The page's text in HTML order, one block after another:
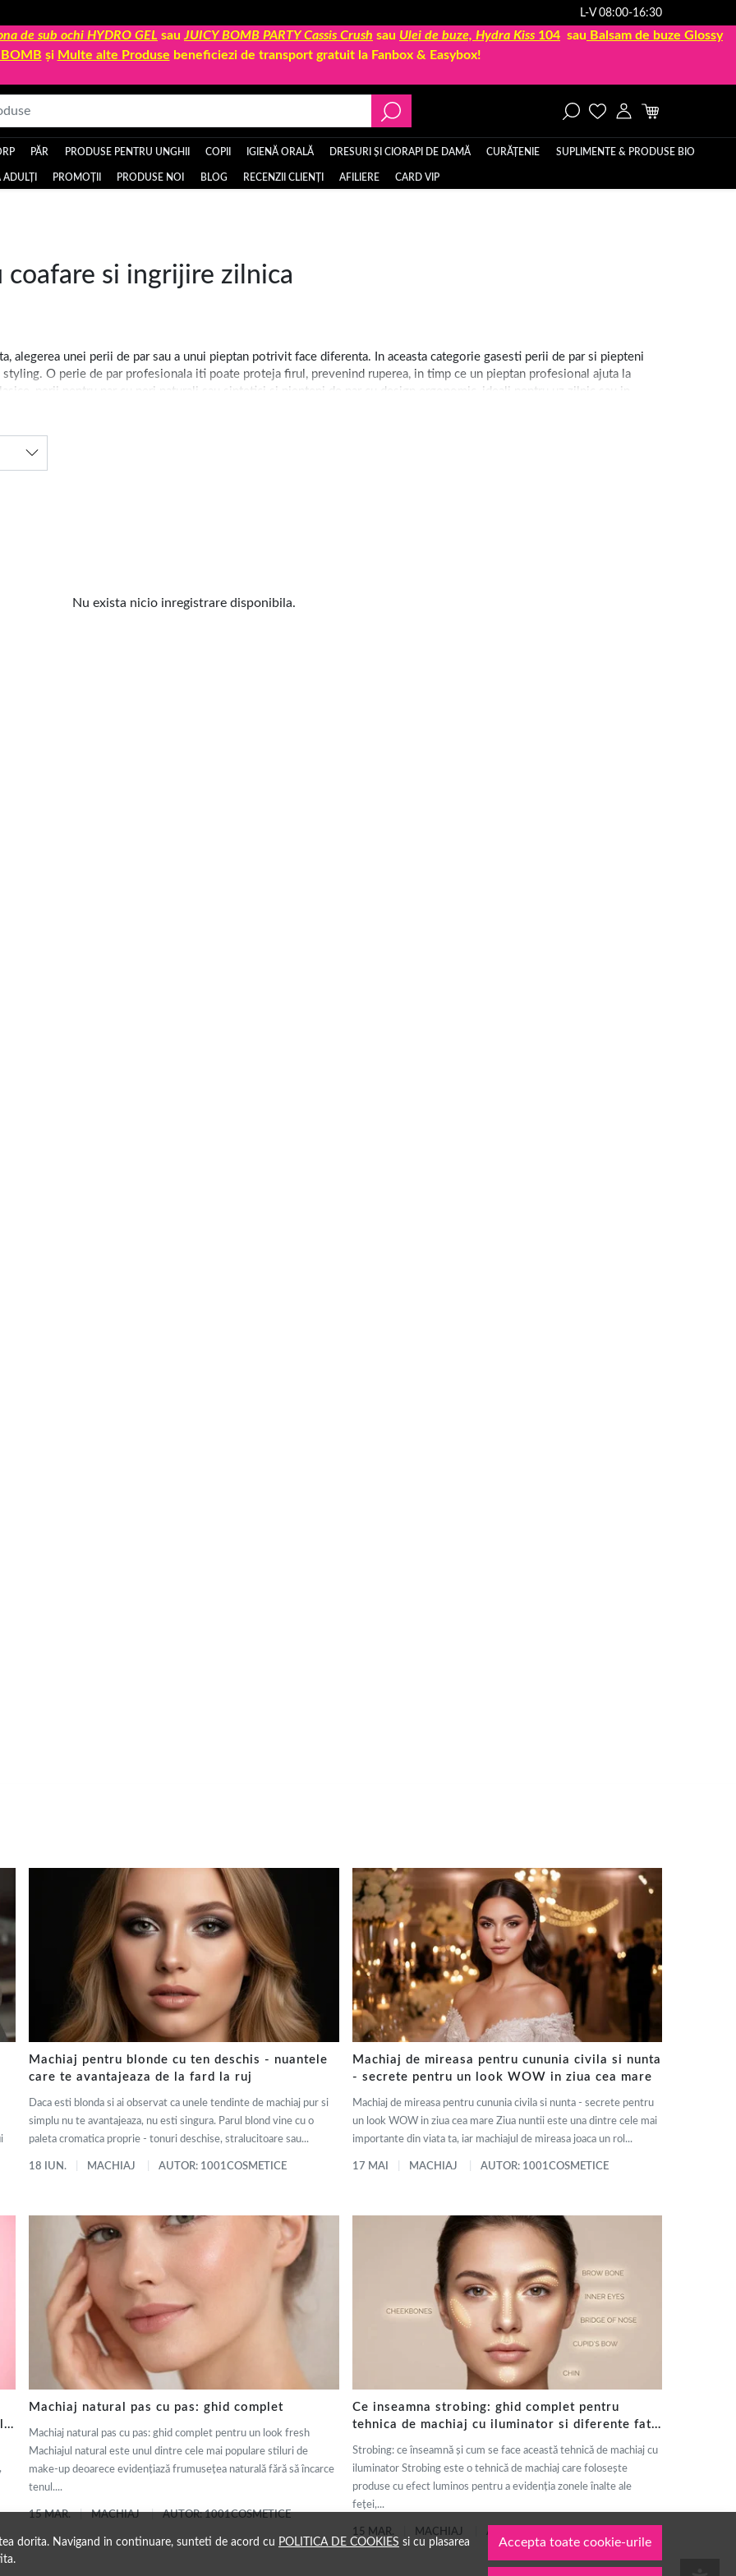
L-V 08:00-16:30
de sub ochi HYDRO GEL sau JUICY BOMB PARTY Cassis Crush sau Ulei de buze, Hydra Kiss 104 sau Balsam de buze Glossy
și Multe alte Produse beneficiezi de transport gratuit la Fanbox & Easybox!
PĂR PRODUSE PENTRU UNGHII COPII IGIENĂ ORALĂ DRESURI ȘI CIORAPI DE DAMĂ CURĂȚENIE SUPLIMENTE & PRODUSE BIO
ADULȚI PROMOȚII PRODUSE NOI BLOG RECENZII CLIENȚI AFILIERE CARD VIP
coafare si ingrijire zilnica
alegerea unei perii de par sau a unui pieptan potrivit face diferenta. In aceasta categorie gasesti perii de par si piepteni
O perie de par profesionala iti poate proteja firul, prevenind ruperea, in timp ce un pieptan profesional ajuta la
perii pentru par cu peri naturali sau sintetici si piepteni de par cu design ergonomic, ideali pentru uz zilnic sau in
pentru tine?
Nu exista nicio inregistrare disponibila.
dorita. Navigand in continuare, sunteti de acord cu POLITICA DE COOKIES si cu plasarea
Accepta toate cookie-urile
Machiaj pentru blonde cu ten deschis - nuantele
care te avantajeaza de la fard la ruj
Daca esti blonda si ai observat ca unele tendinte de machiaj pur si
simplu nu te avantajeaza, nu esti singura. Parul blond vine cu o
paleta cromatica proprie - tonuri deschise, stralucitoare sau...
18 IUN. MACHIAJ AUTOR: 1001COSMETICE
Machiaj de mireasa pentru cununia civila si nunta
- secrete pentru un look WOW in ziua cea mare
Machiaj de mireasa pentru cununia civila si nunta - secrete pentru
un look WOW in ziua cea mare Ziua nuntii este una dintre cele mai
importante din viata ta, iar machiajul de mireasa joaca un rol...
17 MAI MACHIAJ AUTOR: 1001COSMETICE
Machiaj natural pas cu pas: ghid complet
Machiaj natural pas cu pas: ghid complet pentru un look fresh
Machiajul natural este unul dintre cele mai populare stiluri de
make-up deoarece evidențiază frumusețea naturală fără să încarce
tenul....
15 MAR. MACHIAJ AUTOR: 1001COSMETICE
Ce inseamna strobing: ghid complet pentru
tehnica de machiaj cu iluminator si diferente fata
Strobing: ce înseamnă și cum se face această tehnică de machiaj cu
iluminator Strobing este o tehnică de machiaj care folosește
produse cu efect luminos pentru a evidenția zonele înalte ale
feței,...
15 MAR. MACHIAJ AUTOR: 1001COSMETICE